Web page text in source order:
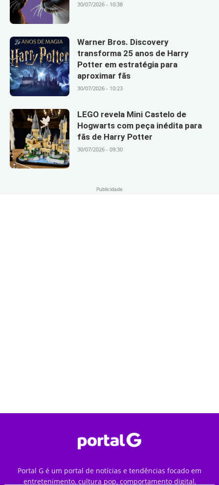
30/07/2026 - 10:38
Warner Bros. Discovery
transforma 25 anos de Harry
Potter em estratégia para
aproximar fãs
30/07/2026 - 10:23
LEGO revela Mini Castelo de
Hogwarts com peça inédita para
fãs de Harry Potter
30/07/2026 - 09:30
Publicidade
Portal G é um portal de notícias e tendências focado em
entretenimento, cultura pop, comportamento digital,